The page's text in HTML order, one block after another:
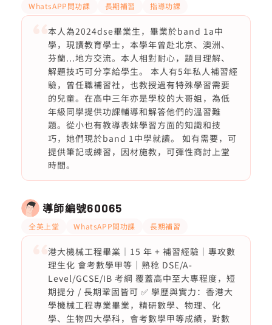
WhatsAPP問功課 長期補習 指導功課
本人為2024dse畢業生，畢業於band 1a中
學，現讀教育學士，本學年曾赴北京、澳洲、
芬蘭...地方交流。本人相對耐心，題目理解、
解題技巧可分享給學生。 本人有5年私人補習經
驗，曾任職補習社，也教授過有特殊學習需要
的兒童。在高中三年亦是學校的大哥姐，為低
年級同學提供功課輔導和解答他們的溫習難
題。從小也有教導表妹學習方面的知識和技
巧，她們現於band 1中學就讀。 如有需要，可
提供筆記或練習，因材施教，可彈性商討上堂
時間。
導師編號60065
全英上堂 WhatsAPP問功課 長期補習
港大機械工程畢業｜15 年 + 補習經驗｜專攻數
理生化 會考數學甲等｜熟稔 DSE/A-
Level/GCSE/IB 考綱 覆蓋高中至大專程度，短
期提分 / 長期鞏固皆可 ✅ 學歷與實力：香港大
學機械工程專業畢業，精研數學、物理、化
學、生物四大學科，會考數學甲等成績，對數